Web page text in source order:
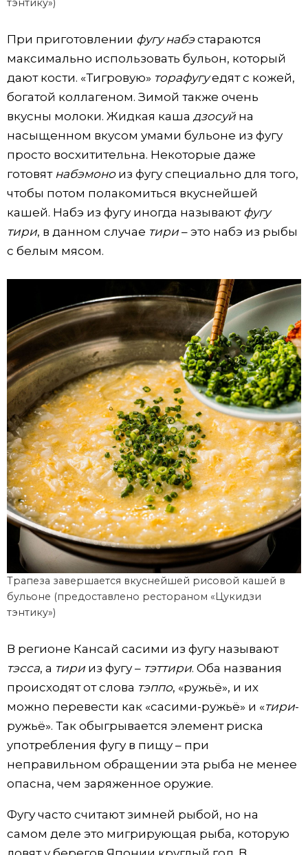
тэнтику»)
При приготовлении фугу набэстараются
максимально использовать бульон, который
дают кости. «Тигровую» торафугуедят с кожей,
богатой коллагеном. Зимой также очень
вкусны молоки. Жидкая каша дзосуйна
насыщенном вкусом умами бульоне из фугу
просто восхитительна. Некоторые даже
готовят набэмоноиз фугу специально для того,
чтобы потом полакомиться вкуснейшей
кашей. Набэ из фугу иногда называют фугу
тири, в данном случае тири– это набэ из рыбы
с белым мясом.
Трапеза завершается вкуснейшей рисовой кашей в
бульоне (предоставлено рестораном «Цукидзи
тэнтику»)
В регионе Кансай сасими из фугу называют
тэсса, а тирииз фугу – тэттири. Оба названия
происходят от слова тэппо, «ружьё», и их
можно перевести как «сасими-ружьё» и «тири-
ружьё». Так обыгрывается элемент риска
употребления фугу в пищу – при
неправильном обращении эта рыба не менее
опасна, чем заряженное оружие.
Фугу часто считают зимней рыбой, но на
самом деле это мигрирующая рыба, которую